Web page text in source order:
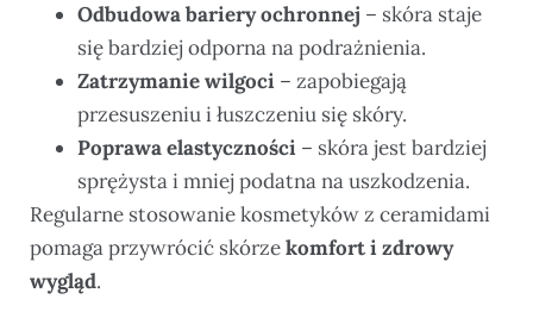
Odbudowa bariery ochronnej – skóra staje
się bardziej odporna na podrażnienia.
Zatrzymanie wilgoci – zapobiegają
przesuszeniu i łuszczeniu się skóry.
Poprawa elastyczności – skóra jest bardziej
sprężysta i mniej podatna na uszkodzenia.
Regularne stosowanie kosmetyków z ceramidami
pomaga przywrócić skórzekomfort i zdrowy
wygląd.